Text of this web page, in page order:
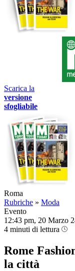
Scarica la
versione
sfogliabile
Roma
Rubriche » Moda
Evento
12:43 pm, 20 Marzo
4 minuti di lettura
Rome
la città